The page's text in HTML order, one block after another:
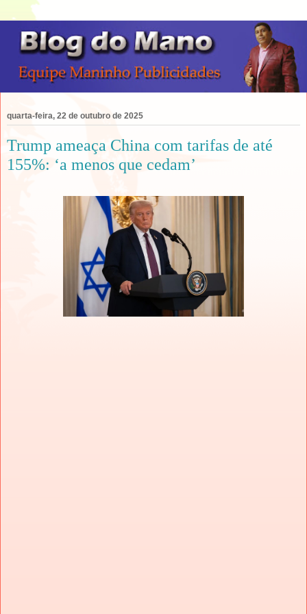
quarta-feira, 22 de outubro de 2025
Trump ameaça China com tarifas de até
155%: ‘a menos que cedam’